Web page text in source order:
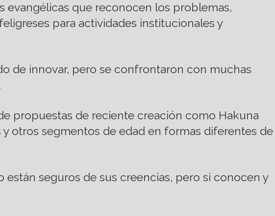
evangélicas que reconocen los problemas,
para actividades institucionales y
de innovar, pero se confrontaron con muchas
propuestas de reciente creación como Hakuna
otros segmentos de edad en formas diferentes de
seguros de sus creencias, pero si conocen y